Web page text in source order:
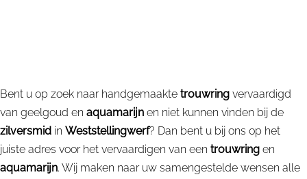
Bent u op zoek naar handgemaakte trouwring vervaardigd
van geelgoud en aquamarijn en niet kunnen vinden bij de
zilversmid in Weststellingwerf? Dan bent u bij ons op het
juiste adres voor het vervaardigen van een trouwring en
aquamarijn. Wij maken naar uw samengestelde wensen alle